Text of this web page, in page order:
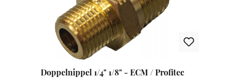
Doppelnippel 1/4" 1/8" - ECM / Profitec